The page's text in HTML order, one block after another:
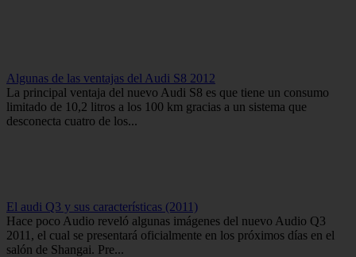
Algunas de las ventajas del Audi S8 2012
La principal ventaja del nuevo Audi S8 es que tiene un consumo
limitado de 10,2 litros a los 100 km gracias a un sistema que
desconecta cuatro de los...
El audi Q3 y sus características (2011)
Hace poco Audio reveló algunas imágenes del nuevo Audio Q3
2011, el cual se presentará oficialmente en los próximos días en el
salón de Shangai. Pre...